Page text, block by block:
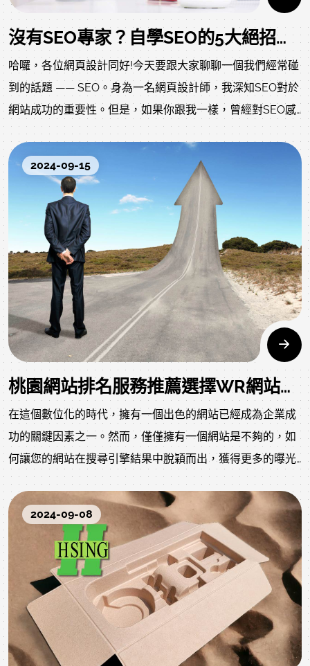
沒有SEO專家？自學SEO的5大絕招大公開！
哈囉，各位網頁設計同好!今天要跟大家聊聊一個我們經常碰
到的話題 —— SEO。身為一名網頁設計師，我深知SEO對於
網站成功的重要性。但是，如果你跟我一樣，曾經對SEO感
到困惑，不知從何下手，那麼這篇文章就是為你準備的!
2024-09-15
桃園網站排名服務推薦選擇WR網站設計！
在這個數位化的時代，擁有一個出色的網站已經成為企業成
功的關鍵因素之一。然而，僅僅擁有一個網站是不夠的，如
何讓您的網站在搜尋引擎結果中脫穎而出，獲得更多的曝光
和流量，才是真正的挑戰。對於桃園地區的企業來說，尋找
一家能夠提供優質桃園網站排名服務的網站設計公司至關重
要。在眾多選擇中，WR網站設計以其卓越的表現和豐富的
成功案例，成為了桃園企業的首選。讓我們深入了解為什麼
WR網站設計在桃園網站排名服務中如此出色。
2024-09-08